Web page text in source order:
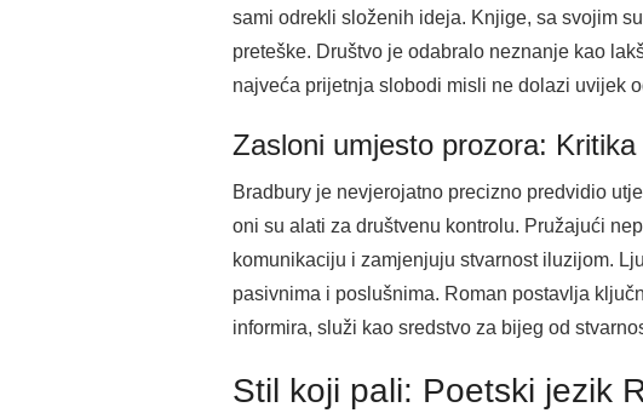
sami odrekli složenih ideja. Knjige, sa svojim
preteške. Društvo je odabralo neznanje kao
najveća prijetnja slobodi misli ne dolazi uvijek
Zasloni umjesto prozora:
Bradbury je nevjerojatno precizno predvidio
oni su alati za društvenu kontrolu. Pružajući
komunikaciju i zamjenjuju stvarnost iluzijom.
pasivnima i poslušnima. Roman postavlja
informira, služi kao sredstvo za bijeg od
Stil koji pali: Poetski jezik